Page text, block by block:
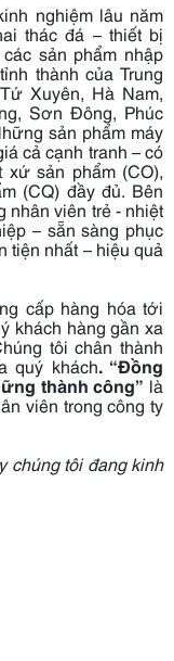
nghiệm lâu năm
thác đá – thiết bị
sản phẩm nhập
thành của Trung
Xuyên, Hà Nam,
Sơn Đông, Phúc
sản phẩm máy
cả cạnh tranh – có
xứ sản phẩm (CO),
(CQ) đầy đủ. Bên
nhân viên trẻ - nhiệt
– sẵn sàng phục
tiện nhất – hiệu quả
cấp hàng hóa tới
khách hàng gần xa
tôi chân thành
quý khách. “Đồng
thành công” là
viên trong công ty
chúng tôi đang kinh